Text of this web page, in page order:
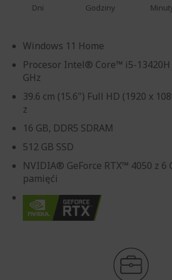
Dni Godziny
Windows 11 Home
Procesor Intel® Core™ i5-
GHz
39.6 cm (15.6") Full HD (1920 x
z
16 GB, DDR5 SDRAM
512 GB SSD
NVIDIA® GeForce RTX™ 4050 z 6
pamięći